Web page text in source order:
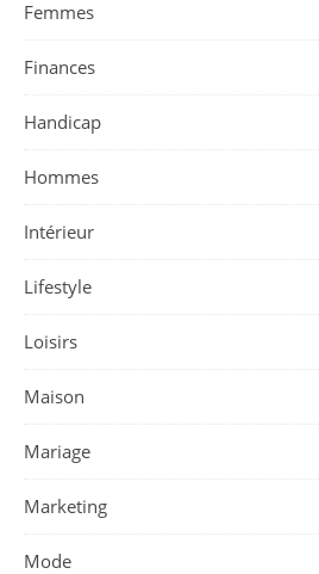
Femmes
Finances
Handicap
Hommes
Intérieur
Lifestyle
Loisirs
Maison
Mariage
Marketing
Mode